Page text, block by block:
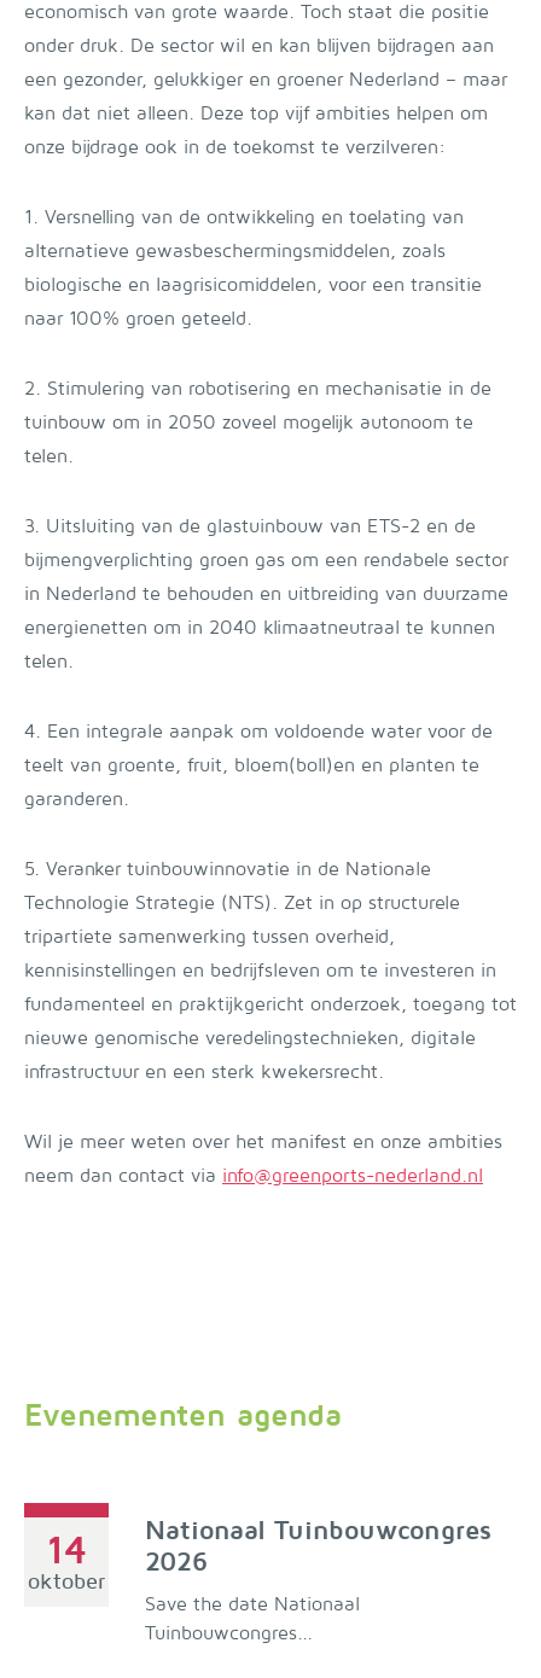
economisch van grote waarde. Toch staat die positie
onder druk. De sector wil en kan blijven bijdragen aan
een gezonder, gelukkiger en groener Nederland – maar
kan dat niet alleen. Deze top vijf ambities helpen om
onze bijdrage ook in de toekomst te verzilveren:
1. Versnelling van de ontwikkeling en toelating van
alternatieve gewasbeschermingsmiddelen, zoals
biologische en laagrisicomiddelen, voor een transitie
naar 100% groen geteeld.
2. Stimulering van robotisering en mechanisatie in de
tuinbouw om in 2050 zoveel mogelijk autonoom te
telen.
3. Uitsluiting van de glastuinbouw van ETS-2 en de
bijmengverplichting groen gas om een rendabele sector
in Nederland te behouden en uitbreiding van duurzame
energienetten om in 2040 klimaatneutraal te kunnen
telen.
4. Een integrale aanpak om voldoende water voor de
teelt van groente, fruit, bloem(boll)en en planten te
garanderen.
5. Veranker tuinbouwinnovatie in de Nationale
Technologie Strategie (NTS). Zet in op structurele
tripartiete samenwerking tussen overheid,
kennisinstellingen en bedrijfsleven om te investeren in
fundamenteel en praktijkgericht onderzoek, toegang tot
nieuwe genomische veredelingstechnieken, digitale
infrastructuur en een sterk kwekersrecht.
Wil je meer weten over het manifest en onze ambities
neem dan contact via info@greenports-nederland.nl
Evenementen agenda
14
oktober
Nationaal Tuinbouwcongres
2026
Save the date Nationaal
Tuinbouwcongres...